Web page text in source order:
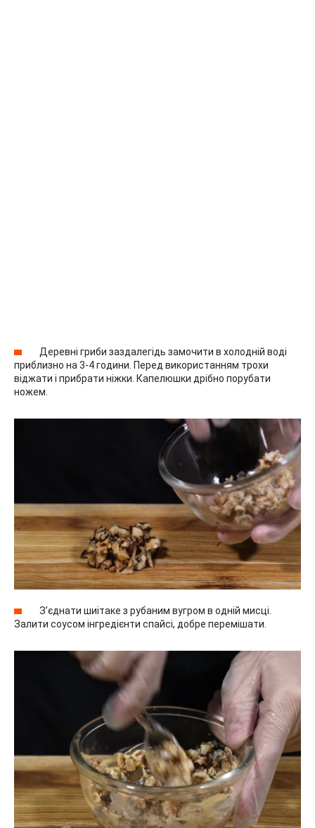
Деревні гриби заздалегідь замочити в холодній воді
приблизно на 3-4 години. Перед використанням трохи
віджати і прибрати ніжки. Капелюшки дрібно порубати
ножем.
З’єднати шиітаке з рубаним вугром в одній мисці.
Залити соусом інгредієнти спайсі, добре перемішати.